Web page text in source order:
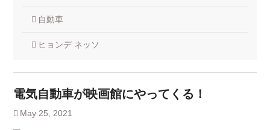
自動車
ヒョンデ ネッソ
電気自動車が映画館にやってくる！
May 25, 2021